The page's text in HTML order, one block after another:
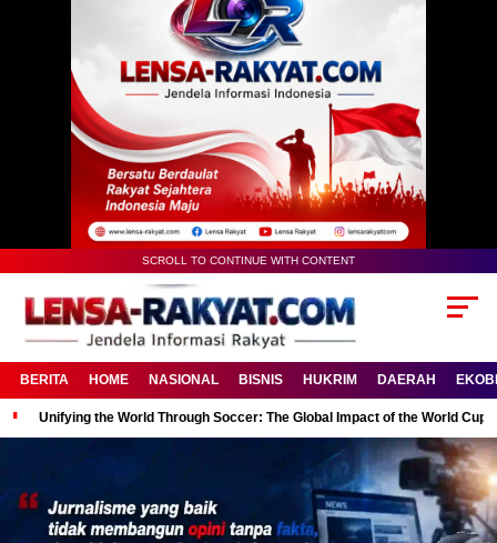
SCROLL TO CONTINUE WITH CONTENT
BERITA HOME NASIONAL BISNIS HUKRIM DAERAH
Unifying the World Through Soccer: The Global Impact of the World Cup